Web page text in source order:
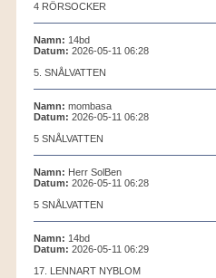
4 RÖRSOCKER
Namn: 14bd
Datum: 2026-05-11 06:28
5. SNÅLVATTEN
Namn: mombasa
Datum: 2026-05-11 06:28
5 SNÅLVATTEN
Namn: Herr SolBen
Datum: 2026-05-11 06:28
5 SNÅLVATTEN
Namn: 14bd
Datum: 2026-05-11 06:29
17. LENNART NYBLOM